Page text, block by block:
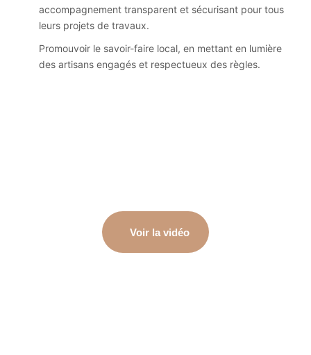
accompagnement transparent et sécurisant pour tous
leurs projets de travaux.
Promouvoir le savoir-faire local, en mettant en lumière
des artisans engagés et respectueux des règles.
Voir la vidéo